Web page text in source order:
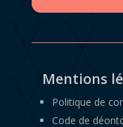
Mentions
Politique de
Code de